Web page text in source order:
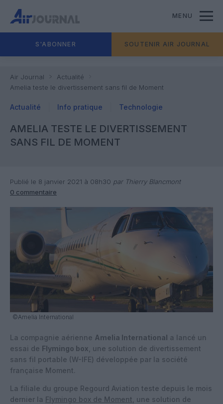
MENU
S'ABONNER SOUTENIR AIR JOURNAL
Air Journal
Actualité
Amelia teste le divertissement sans fil de Moment
Actualité Info pratique Technologie
AMELIA TESTE LE DIVERTISSEMENT
SANS FIL DE MOMENT
Publié le 8 janvier 2021 à 08h30 par Thierry Blancmont
0 commentaire
©Amelia International
La compagnie aérienne Amelia International a lancé un
essai de Flymingo box , une solution de divertissement
sans fil portable (W-IFE) développée par la société
française Moment.
La filiale du groupe Regourd Aviation teste depuis le mois
dernier la Flymingo box de Moment , une solution de